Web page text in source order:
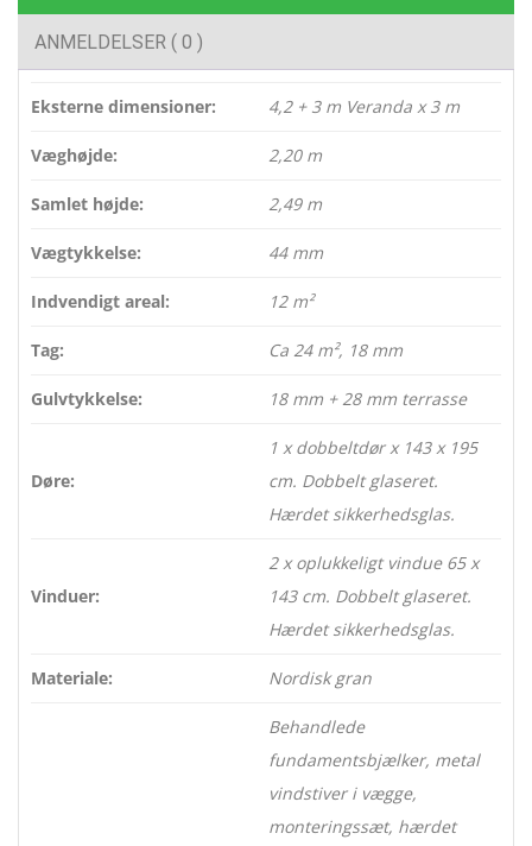
ANMELDELSER ( 0 )
Eksterne dimensioner: 4,2 + 3 m Veranda x 3 m
Væghøjde: 2,20 m
Samlet højde: 2,49 m
Vægtykkelse: 44 mm
Indvendigt areal: 12 m²
Tag: Ca 24 m², 18 mm
Gulvtykkelse: 18 mm + 28 mm terrasse
Døre:
1 x dobbeltdør x 143 x 195
cm. Dobbelt glaseret.
Hærdet sikkerhedsglas.
Vinduer:
2 x oplukkeligt vindue 65 x
143 cm. Dobbelt glaseret.
Hærdet sikkerhedsglas.
Materiale: Nordisk gran
Behandlede
fundamentsbjælker, metal
vindstiver i vægge,
monteringssæt, hærdet